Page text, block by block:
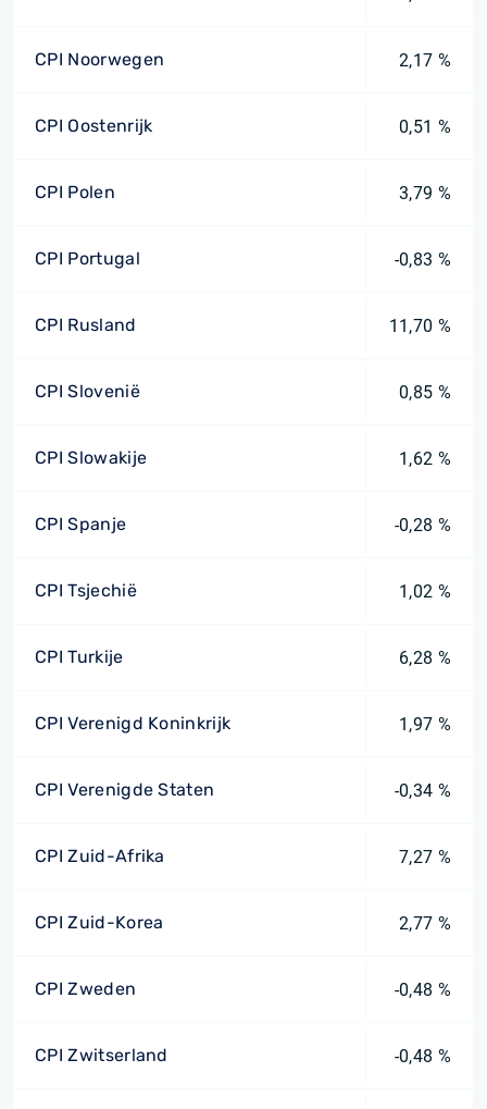
CPI Noorwegen 2,17 %
CPI Oostenrijk 0,51 %
CPI Polen 3,79 %
CPI Portugal -0,83 %
CPI Rusland 11,70 %
CPI Slovenië 0,85 %
CPI Slowakije 1,62 %
CPI Spanje -0,28 %
CPI Tsjechië 1,02 %
CPI Turkije 6,28 %
CPI Verenigd Koninkrijk 1,97 %
CPI Verenigde Staten -0,34 %
CPI Zuid-Afrika 7,27 %
CPI Zuid-Korea 2,77 %
CPI Zweden -0,48 %
CPI Zwitserland -0,48 %